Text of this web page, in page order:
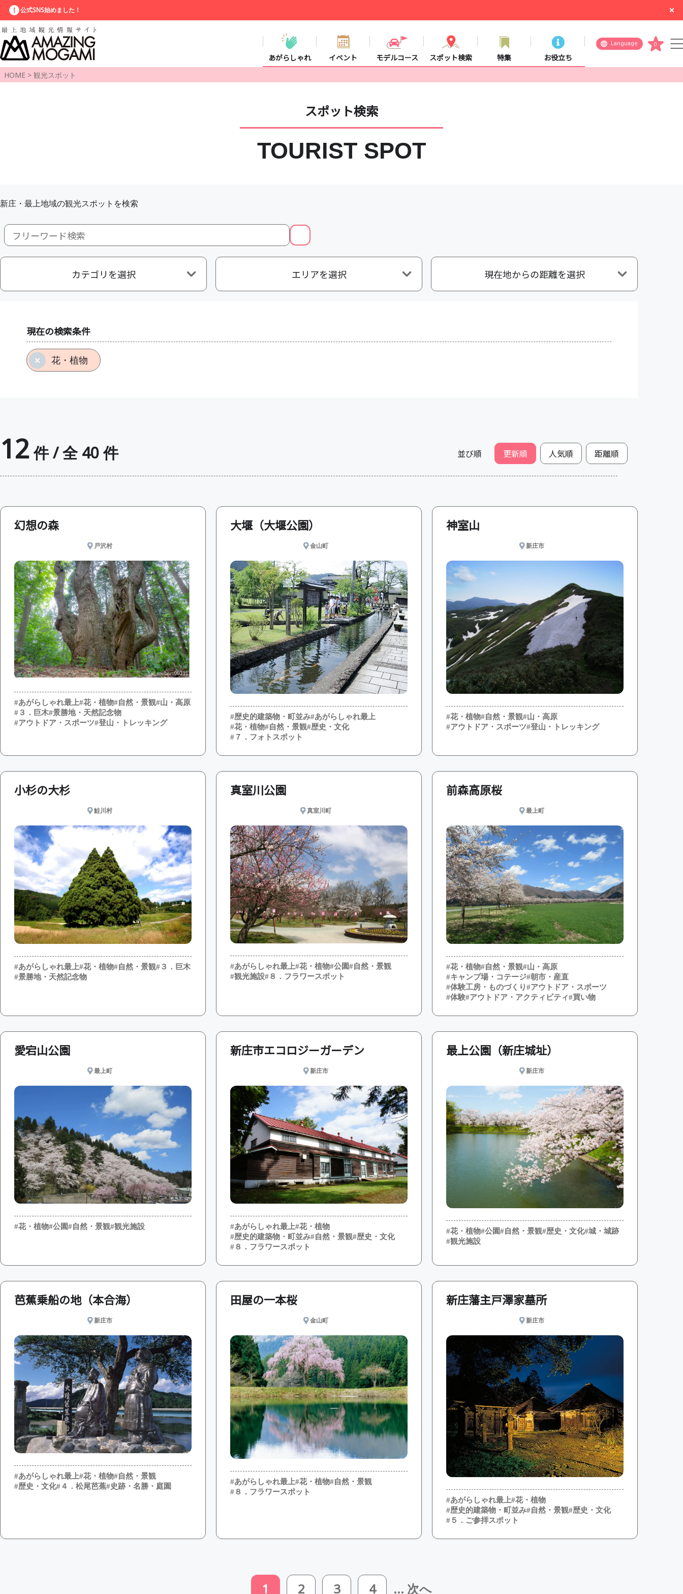
公式SNS始めました！
あがらしゃれ イベント モデルコース スポット検索 特集 お役立ち
Language 0
HOME > 観光スポット
スポット検索
TOURIST SPOT
新庄・最上地域の観光スポットを検索
カテゴリを選択 エリアを選択 現在地からの距離を選択
現在の検索条件
花・植物
12件 / 全 40 件 並び順 更新順 人気順
幻想の森
戸沢村
#あがらしゃれ最上#花・植物#自然・景観#山・高原
#３．巨木#景勝地・天然記念物
#アウトドア・スポーツ#登山・トレッキング
大堰（大堰公園）
金山町
#歴史的建築物・町並み#あがらしゃれ最上
#花・植物#自然・景観#歴史・文化
#７．フォトスポット
神室山
新庄市
#花・植物#自然・景観#山・高原
#アウトドア・スポーツ#登山・トレッキング
小杉の大杉
鮭川村
#あがらしゃれ最上#花・植物#自然・景観#３．巨木
#景勝地・天然記念物
真室川公園
真室川町
#あがらしゃれ最上#花・植物#公園#自然・景観
#観光施設#８．フラワースポット
前森高原桜
最上町
#花・植物#自然・景観#山・高原
#キャンプ場・コテージ#朝市・産直
#体験工房・ものづくり#アウトドア・スポーツ
#体験#アウトドア・アクティビティ#買い物
愛宕山公園
最上町
#花・植物#公園#自然・景観#観光施設
新庄市エコロジーガーデン
新庄市
#あがらしゃれ最上#花・植物
#歴史的建築物・町並み#自然・景観#歴史・文化
#８．フラワースポット
最上公園（新庄城址）
新庄市
#花・植物#公園#自然・景観#歴史・文化#城・城跡
#観光施設
芭蕉乗船の地（本合海）
新庄市
#あがらしゃれ最上#花・植物#自然・景観
#歴史・文化#４．松尾芭蕉#史跡・名勝・庭園
田屋の一本桜
金山町
#あがらしゃれ最上#花・植物#自然・景観
#８．フラワースポット
新庄藩主戸澤家墓所
新庄市
#あがらしゃれ最上#花・植物
#歴史的建築物・町並み#自然・景観#歴史・文化
#５．ご参拝スポット
1 2 3 4 ... 次へ